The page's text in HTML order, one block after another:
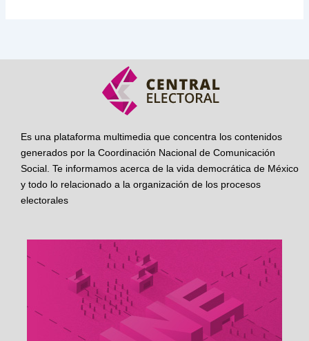
Es una plataforma multimedia que concentra los contenidos
generados por la Coordinación Nacional de Comunicación
Social. Te informamos acerca de la vida democrática de México
y todo lo relacionado a la organización de los procesos
electorales